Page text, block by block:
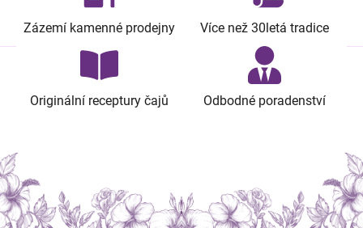
Zázemí kamenné prodejny Více než 30letá tradice
Originální receptury čajů Odbodné poradenství